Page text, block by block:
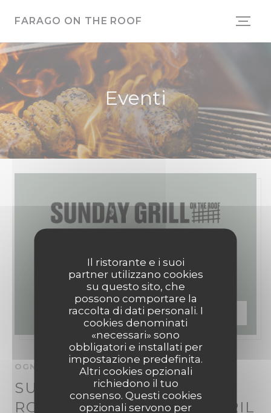
Il ristorante e i suoi
partner utilizzano cookies
su questo sito, che
possono comportare la
raccolta di dati personali. I
cookies denominati
«necessari» sono
obbligatori e installati per
impostazione predefinita.
Altri cookies opzionali
richiedono il tuo
consenso. Questi cookies
opzionali servono per
FARAGO ON THE ROOF
Eventi
PREZZO — €49.00
OGNI DOMENICA DA 12H00 A 15H00
SUNDAY GRILL ON THE
ROOF A PARTIR DU 05 AVRIL